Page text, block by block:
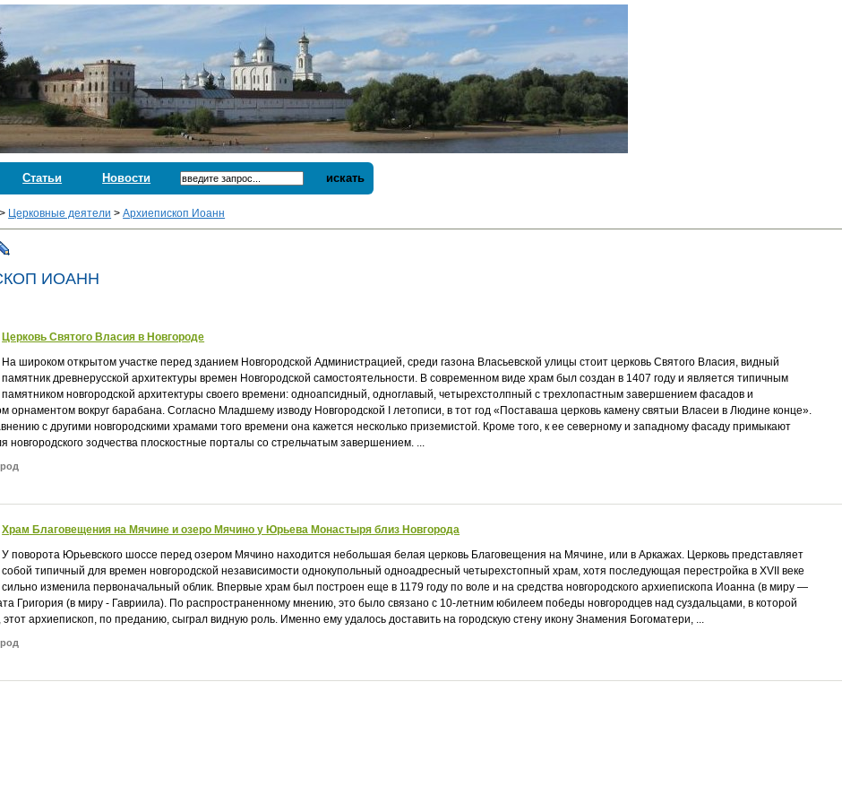
Статьи Новости искать
> Церковные деятели >Архиепископ Иоанн
ИОАНН
Церковь Святого Власия в Новгороде
На широком открытом участке перед зданием Новгородской Администрацией, среди газона Власьевской улицы стоит церковь Святого Власия, видный
памятник древнерусской архитектуры времен Новгородской самостоятельности. В современном виде храм был создан в 1407 году и является типичным
памятником новгородской архитектуры своего времени: одноапсидный, одноглавый, четырехстолпный с трехлопастным завершением фасадов и
орнаментом вокруг барабана. Согласно Младшему изводу Новгородской I летописи, в тот год «Поставаша церковь камену святыи Власеи в Людине конце».
с другими новгородскими храмами того времени она кажется несколько приземистой. Кроме того, к ее северному и западному фасаду примыкают
новгородского зодчества плоскостные порталы со стрельчатым завершением. ...
Храм Благовещения на Мячине и озеро Мячино у Юрьева Монастыря близ Новгорода
У поворота Юрьевского шоссе перед озером Мячино находится небольшая белая церковь Благовещения на Мячине, или в Аркажах. Церковь представляет
собой типичный для времен новгородской независимости однокупольный одноадресный четырехстопный храм, хотя последующая перестройка в XVII веке
сильно изменила первоначальный облик. Впервые храм был построен еще в 1179 году по воле и на средства новгородского архиепископа Иоанна (в миру —
Григория (в миру - Гавриила). По распространенному мнению, это было связано с 10-летним юбилеем победы новгородцев над суздальцами, в которой
этот архиепископ, по преданию, сыграл видную роль. Именно ему удалось доставить на городскую стену икону Знамения Богоматери, ...